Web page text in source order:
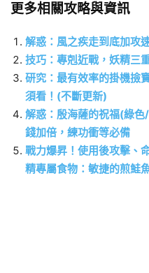
更多相關攻略與資訊
解惑：風之疾走到底加攻
技巧：專剋近戰，妖精三
研究：最有效率的掛機撿
須看！(不斷更新)
解惑：殷海薩的祝福(綠
錢加倍，練功衝等必備
戰力爆昇！使用後攻擊、
精專屬食物：敏捷的煎鮭